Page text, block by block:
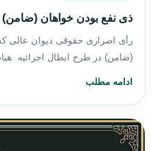
ذی نفع بودن خواهان (ضامن)
رأی اصراری حقوقی دیوان عالی
(ضامن) در طرح ابطال اجرائیه
ادامه مطلب